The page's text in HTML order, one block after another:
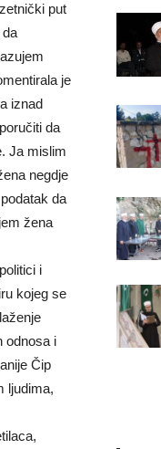
put
je
iznad
da
Ja mislim
negdje
da
žena
i
kojeg se
odnosa i
Čip
ljudima,